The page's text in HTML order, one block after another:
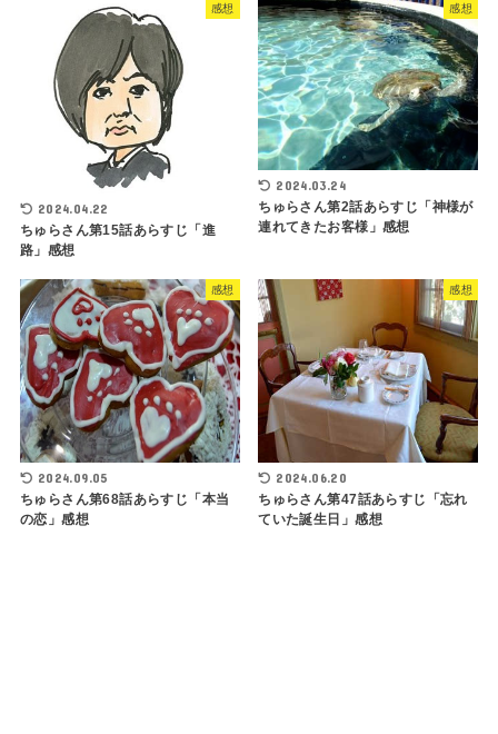
感想
2024.04.22
ちゅらさん第15話あらすじ「進
路」感想
感想
2024.03.24
ちゅらさん第2話あらすじ「神様が
連れてきたお客様」感想
感想
2024.09.05
ちゅらさん第68話あらすじ「本当
の恋」感想
感想
2024.06.20
ちゅらさん第47話あらすじ「忘れ
ていた誕生日」感想